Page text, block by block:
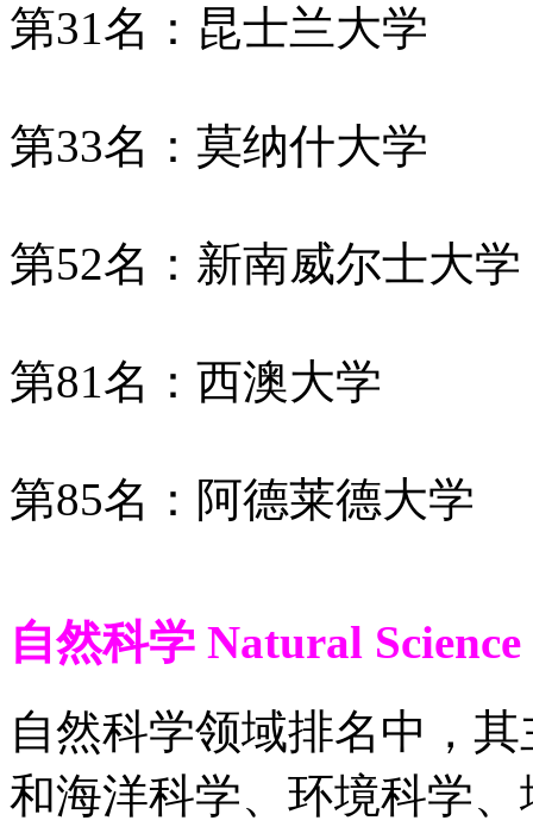
第31名：昆士兰大学
第33名：莫纳什大学
第52名：新南威尔士大学
第81名：西澳大学
第85名：阿德莱德大学
自然科学 Natural Science
自然科学领域排名中，
和海洋科学、环境科学